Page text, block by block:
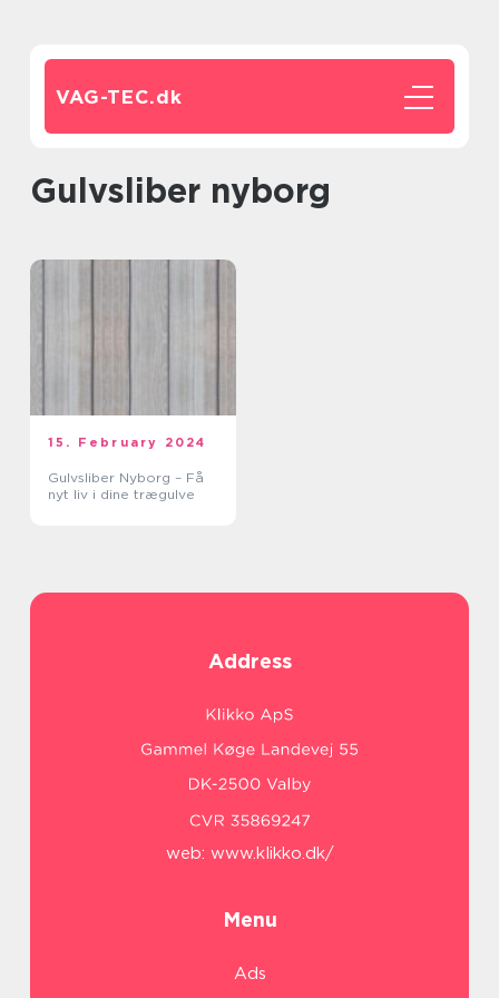
VAG-TEC.dk
gulvsliber nyborg
15. February 2024
Gulvsliber Nyborg – Få
nyt liv i dine trægulve
Address
web: www.klikko.dk/
Menu
Ads